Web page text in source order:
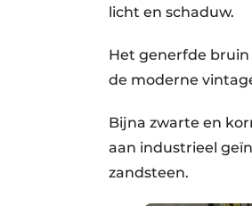
licht en schaduw.
Het generfde bruin
de moderne
Bijna zwarte en
aan industrieel
zandsteen.